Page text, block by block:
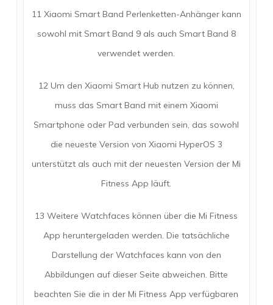
11 Xiaomi Smart Band Perlenketten-Anhänger kann
sowohl mit Smart Band 9 als auch Smart Band 8
verwendet werden.
12 Um den Xiaomi Smart Hub nutzen zu können,
muss das Smart Band mit einem Xiaomi
Smartphone oder Pad verbunden sein, das sowohl
die neueste Version von Xiaomi HyperOS 3
unterstützt als auch mit der neuesten Version der Mi
Fitness App läuft.
13 Weitere Watchfaces können über die Mi Fitness
App heruntergeladen werden. Die tatsächliche
Darstellung der Watchfaces kann von den
Abbildungen auf dieser Seite abweichen. Bitte
beachten Sie die in der Mi Fitness App verfügbaren